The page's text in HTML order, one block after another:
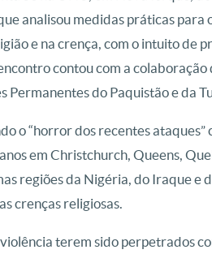
analisou medidas práticas para
e na crença, com o intuito de
contou com a
Permanentes do Paquistão e da
o “horror dos recentes
em Christchurch, Queens,
regiões da Nigéria, do Iraque e
crenças religiosas.
terem sido perpetrados